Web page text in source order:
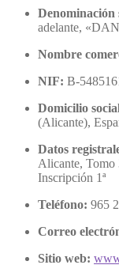
Denominación
adelante,
Nombre
NIF: B-
Domicilio
(Alicante),
Datos
Alicante, Tomo
Inscripción 1ª
Teléfono: 965
Correo
Sitio web: